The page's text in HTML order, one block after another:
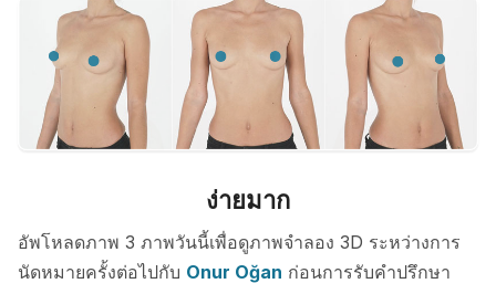
ง่ายมาก
อัพโหลดภาพ 3 ภาพวันนี้เพื่อดูภาพจำลอง 3D ระหว่างการ
นัดหมายครั้งต่อไปกับ Onur Oğan ก่อนการรับคำปรึกษา